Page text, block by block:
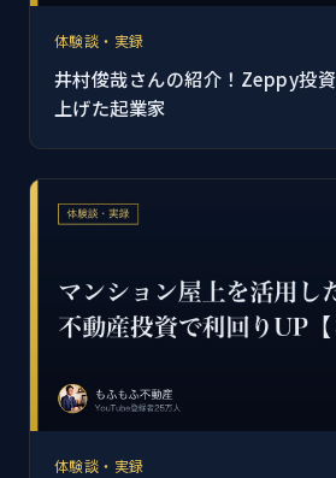
体験談・実録
井村俊哉さんの紹介！Zeppy投
上げた起業家
体験談・実録